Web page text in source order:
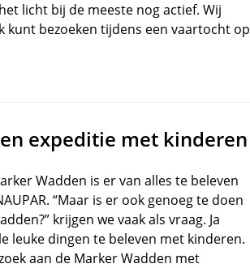
licht bij de meeste nog actief. Wij
kunt bezoeken tijdens een vaartocht op
expeditie met kinderen
Wadden is er van alles te beleven
“Maar is er ook genoeg te doen
krijgen we vaak als vraag. Ja
leuke dingen te beleven met kinderen.
aan de Marker Wadden met